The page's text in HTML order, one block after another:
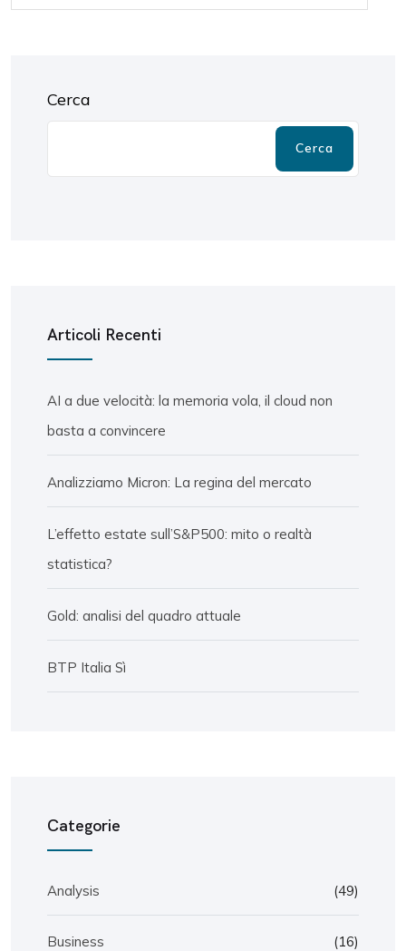
Cerca
Cerca
Articoli Recenti
AI a due velocità: la memoria vola, il cloud non
basta a convincere
Analizziamo Micron: La regina del mercato
L’effetto estate sull’S&P500: mito o realtà
statistica?
Gold: analisi del quadro attuale
BTP Italia Sì
Categorie
Analysis (49)
Business (16)